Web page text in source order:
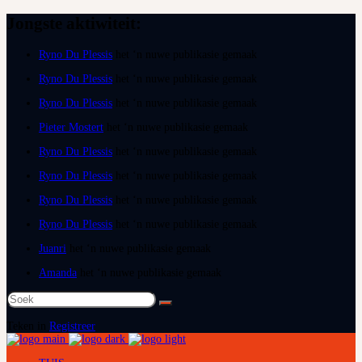
Ryno Du Plessis
Ryno Du Plessis
Ryno Du Plessis
Pieter Mostert
Ryno Du Plessis
Ryno Du Plessis
Ryno Du Plessis
Ryno Du Plessis
Juanri
Amanda
Soek
na:
Registreer